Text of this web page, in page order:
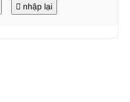
nhập lại